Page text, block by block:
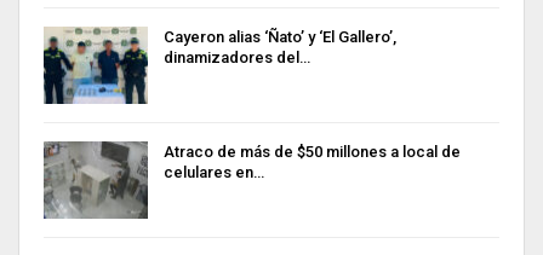
Cayeron alias ‘Ñato’ y ‘El Gallero’,
dinamizadores del…
Atraco de más de $50 millones a local de
celulares en…